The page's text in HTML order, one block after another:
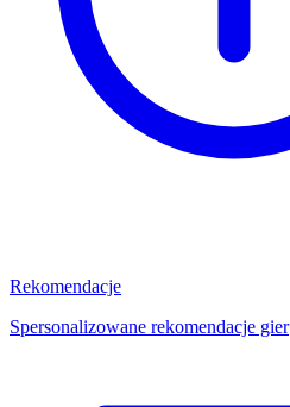
Rekomendacje
Spersonalizowane rekomendacje gier